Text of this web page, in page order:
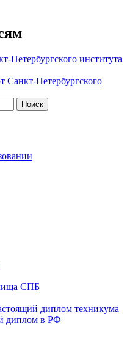
Петербургского института
Санкт-Петербургского
СПБ
диплом техникума
диплом в РФ